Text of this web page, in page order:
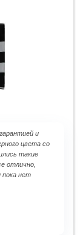
и
цвета со
такие
отлично,
пока нет